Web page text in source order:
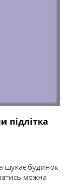
підлітка
шукає будинок
можна